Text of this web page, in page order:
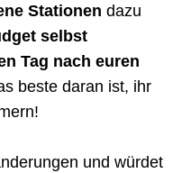
Stationen dazu
selbst
Tag nach euren
beste daran ist, ihr
und würdet